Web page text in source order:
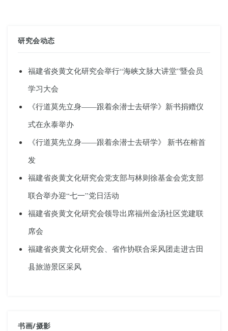
研究会动态
福建省炎黄文化研究会举行“海峡文脉大讲堂”暨会员
学习大会
《行道莫先立身——跟着余潜士去研学》新书捐赠仪
式在永泰举办
《行道莫先立身——跟着余潜士去研学》 新书在榕首
发
福建省炎黄文化研究会党支部与林则徐基金会党支部
联合举办迎“七一”党日活动
福建省炎黄文化研究会领导出席福州金汤社区党建联
席会
福建省炎黄文化研究会、省作协联合采风团走进古田
县旅游景区采风
书画/摄影